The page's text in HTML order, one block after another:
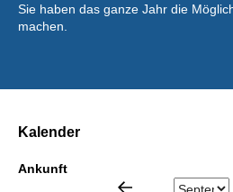
Sie haben das ganze Jahr die
machen.
Kalender
Ankunft